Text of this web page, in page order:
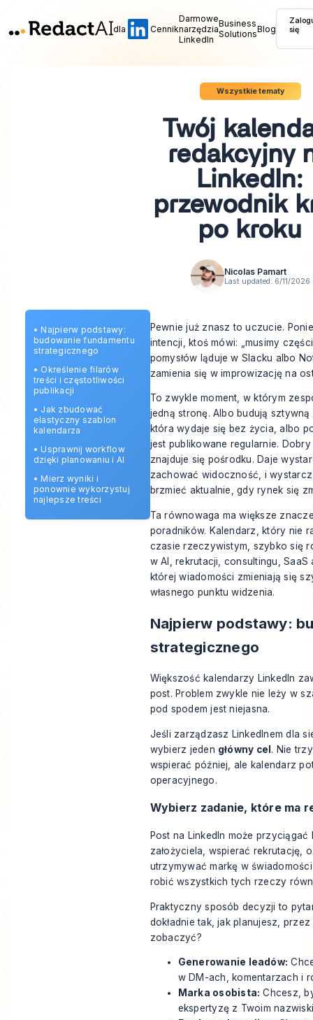
dla Cennik
Darmowe
narzędzia
LinkedIn
Business
SolutionsBlog
się
Wszystkie tematy
Twój
redakcyjny
LinkedIn:
przewodnik
po kroku
Nicolas Pamart
Last updated: 6/11/2026
• Najpierw podstawy:
budowanie fundamentu
strategicznego
• Określenie filarów
treści i częstotliwości
publikacji
• Jak zbudować
elastyczny szablon
kalendarza
• Usprawnij workflow
dzięki planowaniu i AI
• Mierz wyniki i
ponownie wykorzystuj
najlepsze treści
Pewnie już znasz to uczucie.
intencji, ktoś mówi: „musimy
pomysłów ląduje w Slacku albo
zamienia się w improwizację na
To zwykle moment, w którym
jedną stronę. Albo budują
która wydaje się bez życia, albo
jest publikowane regularnie.
znajduje się pośrodku. Daje
zachować widoczność, i
brzmieć aktualnie, gdy rynek się
Ta równowaga ma większe
poradników. Kalendarz, który nie
czasie rzeczywistym, szybko się
w AI, rekrutacji, consultingu,
której wiadomości zmieniają się
własnego punktu widzenia.
Najpierw podstawy:
strategicznego
Większość kalendarzy LinkedIn
post. Problem zwykle nie leży w
pod spodem jest niejasna.
Jeśli zarządzasz LinkedInem dla
wybierz jeden główny cel . Nie
wspierać później, ale kalendarz
operacyjnego.
Wybierz zadanie, które ma
Post na LinkedIn może
założyciela, wspierać rekrutację,
utrzymywać markę w
robić wszystkich tych rzeczy
Praktyczny sposób decyzji to
dokładnie tak, jak planujesz,
zobaczyć?
Generowanie leadów:
w DM-ach, komentarzach i
Marka osobista: Chcesz,
ekspertyzę z Twoim